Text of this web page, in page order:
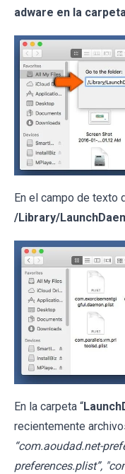
adware en la
En el campo de texto
/Library/
En la carpeta “
recientemente
“com.aoudad.net-
preferences.plist”,